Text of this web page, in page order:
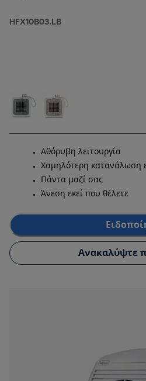
HFX10B03.LB
Αθόρυβη λειτουργία
Χαμηλότερη κατανάλωση
Πάντα μαζί σας
Άνεση εκεί που θέλετε
Ανακαλύψτε